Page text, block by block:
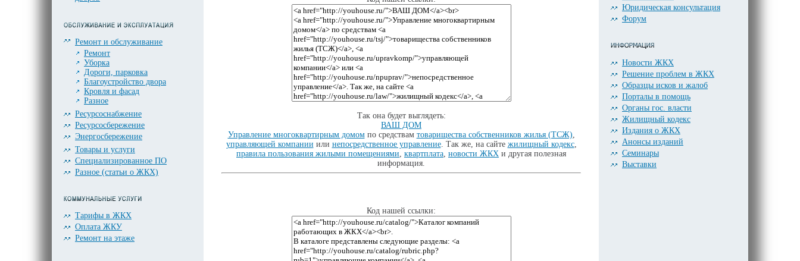
Ремонт и обслуживание
Ремонт
Уборка
Дороги, парковка
Благоустройство двора
Кровля и фасад
Разное
Ресурсоснабжение
Ресурсосбережение
Энергосбережение
Товары и услуги
Специализированное ПО
Разное (статьи о ЖКХ)
Тарифы в ЖКХ
Оплата ЖКУ
Ремонт на этаже
Так она будет выглядеть:
ВАШ ДОМ
Управление многоквартирным домомпо средствам товарищества собственников жилья (ТСЖ),
управляющей компании или непосредственное управление. Так же, на сайте жилищный кодекс,
правила пользования жилыми помещениями, квартплата, новости ЖКХ и другая полезная
информация.
Код нашей ссылки:
Юридическая консультация
Форум
Новости ЖКХ
Решение проблем в ЖКХ
Образцы исков и жалоб
Порталы в помощь
Органы гос. власти
Жилищный кодекс
Издания о ЖКХ
Анонсы изданий
Семинары
Выставки